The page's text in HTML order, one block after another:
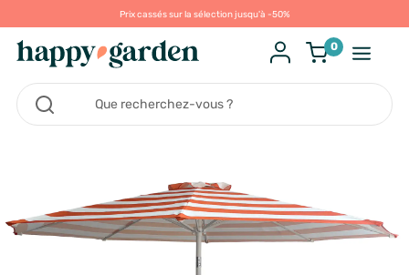
Prix cassés sur la sélection jusqu'à -50%
0